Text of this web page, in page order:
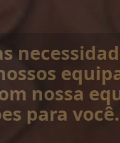
nossa
para você.